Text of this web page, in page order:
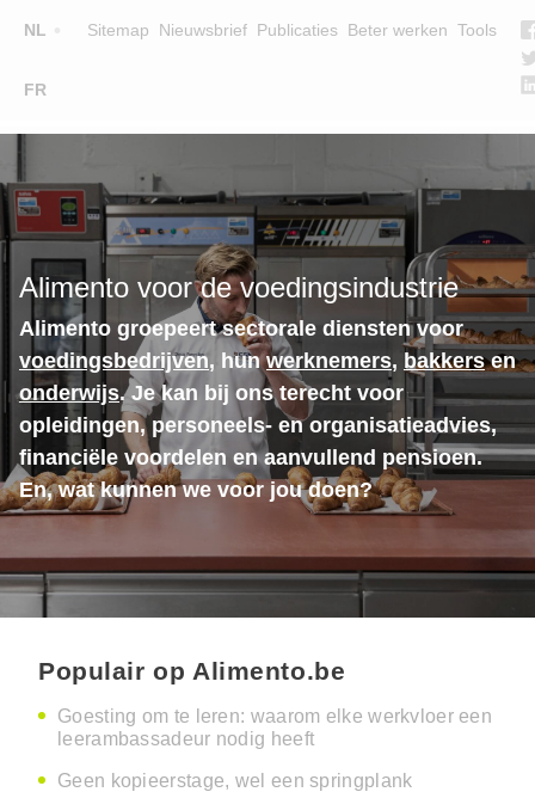
NL
FR
Sitemap Nieuwsbrief Publicaties Beter werken Tools
Main
LESGEVERS
WIE ZIJN WE
TEAM
CONTACT
Alimento voor de voedingsindustrie
Alimento groepeert sectorale diensten voor
voedingsbedrijven, hunwerknemers, bakkersen
onderwijs. Je kan bij ons terecht voor
opleidingen, personeels- en organisatieadvies,
financiële voordelen en aanvullend pensioen.
En, wat kunnen we voor jou doen?
Populair op Alimento.be
Goesting om te leren: waarom elke werkvloer een
leerambassadeur nodig heeft
Geen kopieerstage, wel een springplank